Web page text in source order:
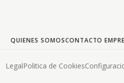
QUIENES SOMOSCONTACTO
LegalPolitica de Cookies